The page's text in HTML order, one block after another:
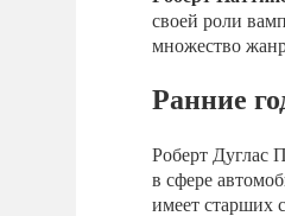
своей роли
множество
Ранние
Роберт Дуглас
в сфере
имеет старших